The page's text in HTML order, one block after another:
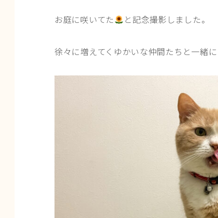
お庭に咲いてた と記念撮影しました。
徐々に増えてくゆかいな仲間たちと一緒